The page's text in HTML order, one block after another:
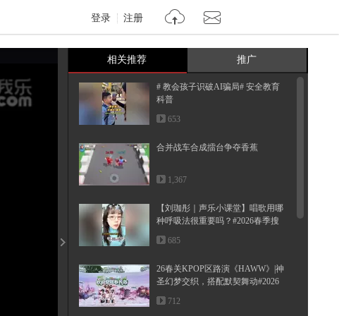
登录 注册
相关推荐 推广
# 教会孩子识破AI骗局# 安全教育
科普
653
合并战车合成擂台争夺香蕉
1,367
【刘珈彤｜声乐小课堂】唱歌用哪
种呼吸法很重要吗？#2026春季搜
狐...
685
26春关KPOP区路演《HAWW》|神
圣幻梦交织，搭配默契舞动#2026
春季搜...
712